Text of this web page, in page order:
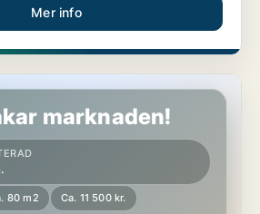
Mer info
marknaden!
80 m2 Ca. 11 500 kr.